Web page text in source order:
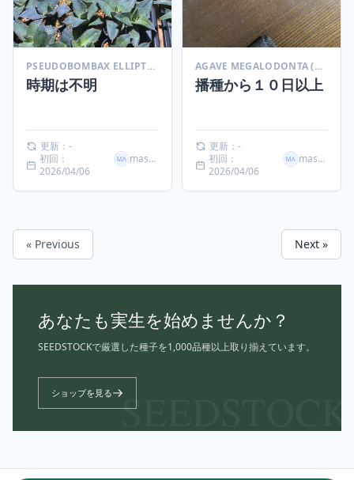
PSEUDOBOMBAX ELLIPTICUM (セウドボンバックス エリプティカム アルバム)
時期は不明
更新：-
初回：
2026/04/06
masaki
AGAVE MEGALODONTA (アガベ メガロドンタ)
播種から１０日以上
更新：-
初回：
2026/04/06
masaki
« Previous Next »
SEEDSTOCK
あなたも実生を始めませんか？
SEEDSTOCKで厳選した種子を1,000品種以上取り揃えています。
ショップを見る